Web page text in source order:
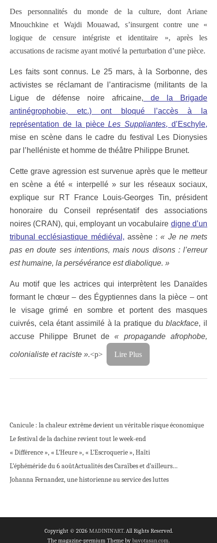
Des personnalités du monde de la culture, dont Ariane
Mnouchkine et Wajdi Mouawad, s’insurgent contre une «
logique de censure intégriste et identitaire », après les
accusations de racisme ayant motivé la perturbation d’une pièce.
Les faits sont connus. Le 25 mars, à la Sorbonne, des
activistes se réclamant de l’antiracisme (militants de la
Ligue de défense noire africaine, de la Brigade
antinégrophobie, etc.) ont bloqué l’accès à la
représentation de la pièceLes Suppliantes, d’Eschyle,
mise en scène dans le cadre du festival Les Dionysies
par l’helléniste et homme de théâtre Philippe Brunet.
Cette grave agression est survenue après que le metteur
en scène a été « interpellé » sur les réseaux sociaux,
explique sur RT France Louis-Georges Tin, président
honoraire du Conseil représentatif des associations
noires (CRAN), qui, employant un vocabulaire digne d’un
tribunal ecclésiastique médiéval, assène : « Je ne mets
pas en doute ses intentions, mais nous disons : l’erreur
est humaine, la persévérance est diabolique. »
Au motif que les actrices qui interprètent les Danaïdes
formant le chœur – des Égyptiennes dans la pièce – ont
le visage grimé en sombre et portent des masques
cuivrés, cela étant assimilé à la pratique dublackface, il
accuse Philippe Brunet de« propagande afrophobe,
colonialiste et raciste ».<p> Lire Plus
Canicule : la chaleur extrême devient un véritable risque économique
Le festival de la dachine revient tout le week-end
« Différence », « L’Heure », « L’Escroquerie », Haïti
L’éphéméride du 6 aoûtActualités des Caraïbes et d’ailleurs…
Johanna Fernandez, une historienne au service des luttes
Copyright © 2026 MADININ'ART. All Rights Reserved.
The magazine-premium Theme by bavotasan.com.